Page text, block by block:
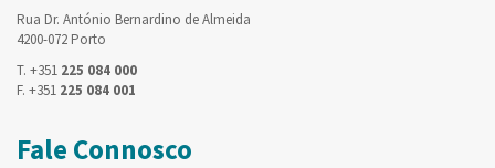
Rua Dr. António Bernardino de Almeida
4200-072 Porto
T. +351 225 084 000
F. +351 225 084 001
Fale Connosco